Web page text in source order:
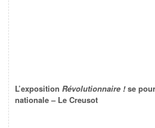
L’exposition Révolutionnaire !se
nationale – Le Creusot